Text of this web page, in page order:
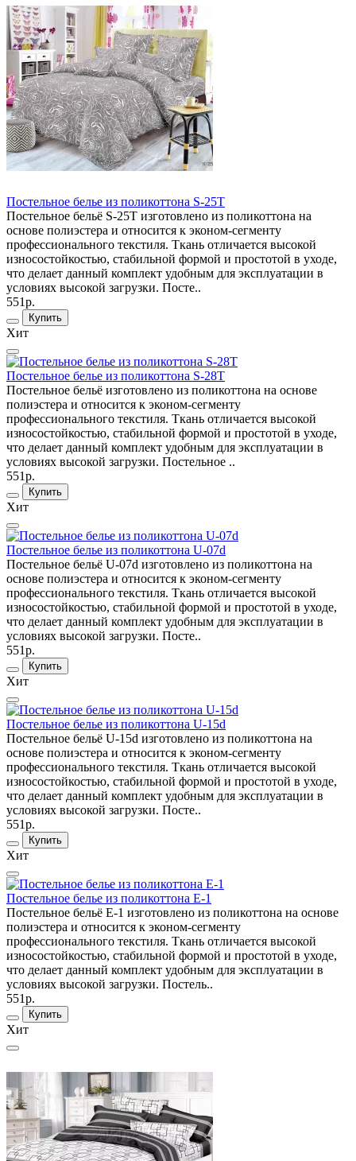
Постельное белье из поликоттона S-25T
Постельное бельё S-25T изготовлено из поликоттона на
основе полиэстера и относится к эконом-сегменту
профессионального текстиля. Ткань отличается высокой
износостойкостью, стабильной формой и простотой в уходе,
что делает данный комплект удобным для эксплуатации в
условиях высокой загрузки. Посте..
551р.
Купить
Хит
Постельное белье из поликоттона S-28T
Постельное бельё изготовлено из поликоттона на основе
полиэстера и относится к эконом-сегменту
профессионального текстиля. Ткань отличается высокой
износостойкостью, стабильной формой и простотой в уходе,
что делает данный комплект удобным для эксплуатации в
условиях высокой загрузки. Постельное ..
551р.
Купить
Хит
Постельное белье из поликоттона U-07d
Постельное бельё U-07d изготовлено из поликоттона на
основе полиэстера и относится к эконом-сегменту
профессионального текстиля. Ткань отличается высокой
износостойкостью, стабильной формой и простотой в уходе,
что делает данный комплект удобным для эксплуатации в
условиях высокой загрузки. Посте..
551р.
Купить
Хит
Постельное белье из поликоттона U-15d
Постельное бельё U-15d изготовлено из поликоттона на
основе полиэстера и относится к эконом-сегменту
профессионального текстиля. Ткань отличается высокой
износостойкостью, стабильной формой и простотой в уходе,
что делает данный комплект удобным для эксплуатации в
условиях высокой загрузки. Посте..
551р.
Купить
Хит
Постельное белье из поликоттона Е-1
Постельное бельё Е-1 изготовлено из поликоттона на основе
полиэстера и относится к эконом-сегменту
профессионального текстиля. Ткань отличается высокой
износостойкостью, стабильной формой и простотой в уходе,
что делает данный комплект удобным для эксплуатации в
условиях высокой загрузки. Постель..
551р.
Купить
Хит